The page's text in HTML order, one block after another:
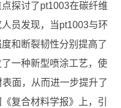
探讨了pt1003在碳纤维
员发现，当pt1003与环
和断裂韧性分别提高了
一种新型喷涂工艺，使
面，从而进一步提升了
复合材料学报》上，引